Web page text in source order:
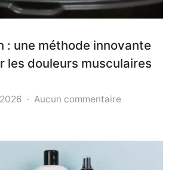
: une méthode innovante
les douleurs musculaires
Aucun commentaire